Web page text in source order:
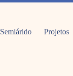
Semiárido Projetos